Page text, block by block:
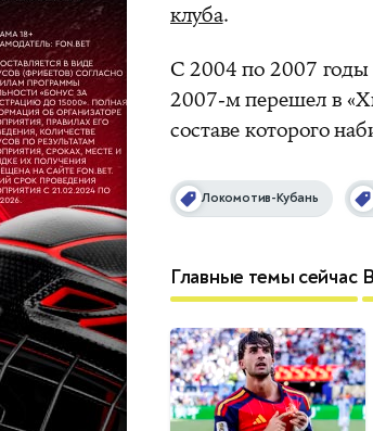
клуба.
С 2004 по 2007
2007-м перешел в
составе которого
Локомотив-Кубань
Главные темы сейчас